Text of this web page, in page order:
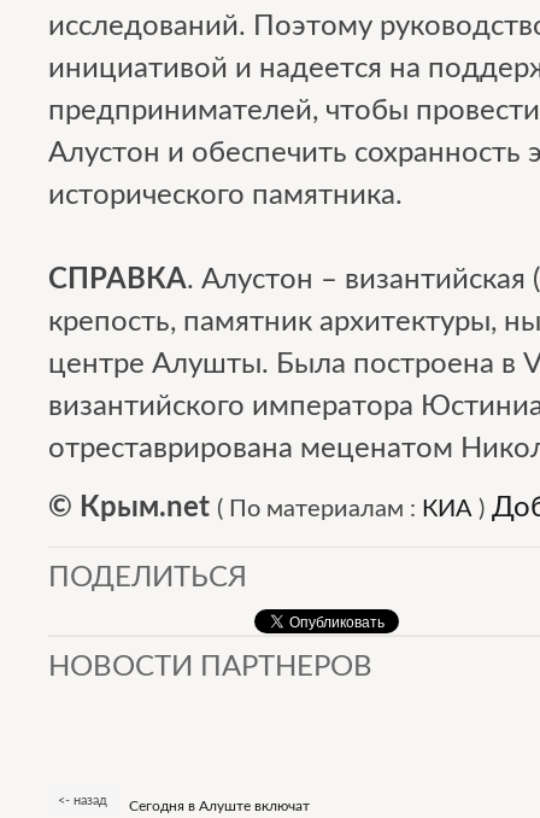
исследований. Поэтому
инициативой и надеется на
предпринимателей, чтобы
Алустон и обеспечить сохранность
исторического памятника.
СПРАВКА. Алустон – византийская
крепость, памятник архитектуры,
центре Алушты. Была построена в
византийского императора
отреставрирована меценатом
© Крым.net ( По материалам : КИА )
ПОДЕЛИТЬСЯ
НОВОСТИ ПАРТНЕРОВ
<- назад
Сегодня в Алуште включат